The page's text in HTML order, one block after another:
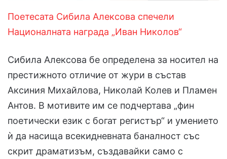
Поетесата Сибила Алексова спечели
Националната награда „Иван Николов“
Сибила Алексова бе определена за носител на
престижното отличие от жури в състав
Аксиния Михайлова, Николай Колев и Пламен
Антов. В мотивите им се подчертава „фин
поетически език с богат регистър“ и умението
ѝ да насища всекидневната баналност със
скрит драматизъм, създавайки само с